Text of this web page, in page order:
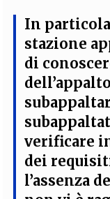
In
stazione
di
verificare
dei
l’assenza